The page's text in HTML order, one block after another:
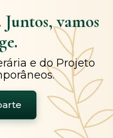
Juntos, vamos
e do Projeto